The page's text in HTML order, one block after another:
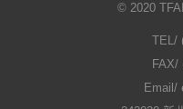
© 2020
TEL/
FAX/
Email/